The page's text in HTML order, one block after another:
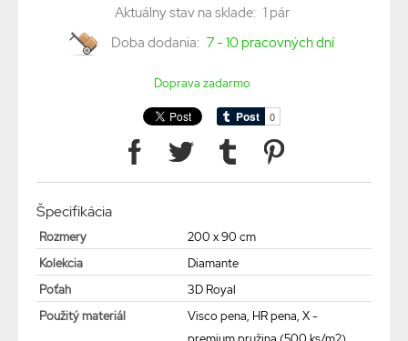
Aktuálny stav na sklade: 1 pár
Doba dodania: 7 - 10 pracovných dní
Doprava zadarmo
Špecifikácia
Rozmery
200 x 90 cm
Kolekcia
Diamante
Poťah
3D Royal
Použitý materiál
Visco pena, HR pena, X -